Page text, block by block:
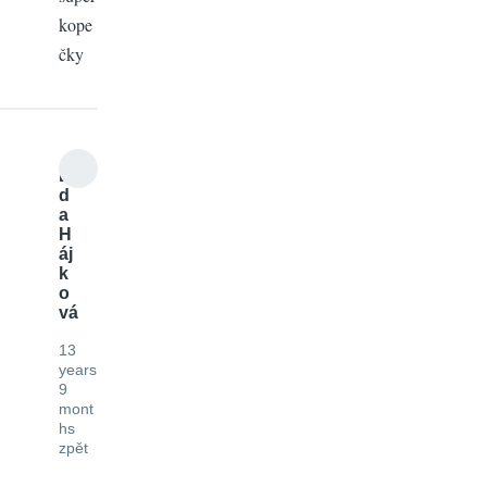
kope
čky
Lí
d
a
H
áj
k
o
vá
13
years
9
mont
hs
zpět